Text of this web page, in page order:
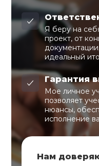
Я беру на
проект, от
идеальный
Гарантия
Мое личное
позволяет
нюансы,
исполнение
Нам